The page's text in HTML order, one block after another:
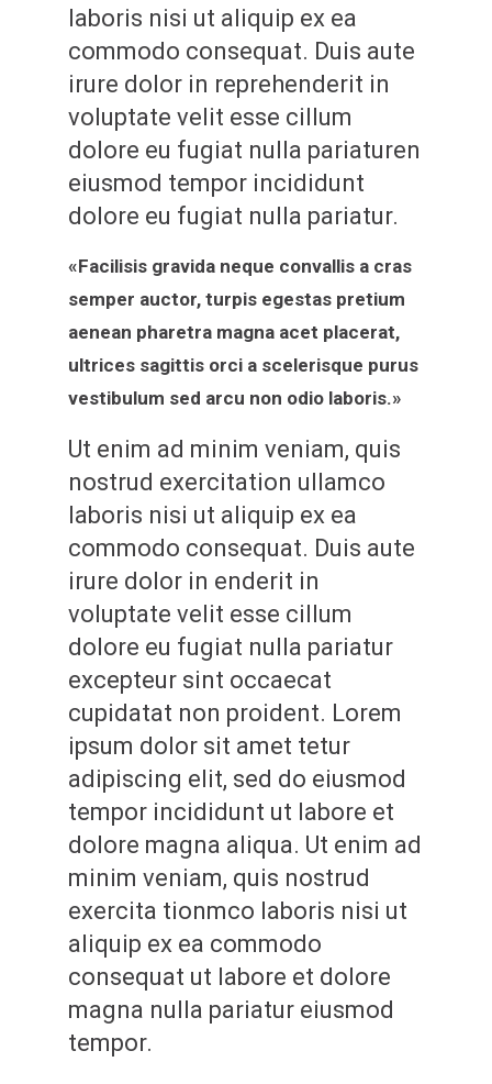
laboris nisi ut aliquip ex ea
commodo consequat. Duis aute
irure dolor in reprehenderit in
voluptate velit esse cillum
dolore eu fugiat nulla pariaturen
eiusmod tempor incididunt
dolore eu fugiat nulla pariatur.
«Facilisis gravida neque convallis a cras
semper auctor, turpis egestas pretium
aenean pharetra magna acet placerat,
ultrices sagittis orci a scelerisque purus
vestibulum sed arcu non odio laboris.»
Ut enim ad minim veniam, quis
nostrud exercitation ullamco
laboris nisi ut aliquip ex ea
commodo consequat. Duis aute
irure dolor in enderit in
voluptate velit esse cillum
dolore eu fugiat nulla pariatur
excepteur sint occaecat
cupidatat non proident. Lorem
ipsum dolor sit amet tetur
adipiscing elit, sed do eiusmod
tempor incididunt ut labore et
dolore magna aliqua. Ut enim ad
minim veniam, quis nostrud
exercita tionmco laboris nisi ut
aliquip ex ea commodo
consequat ut labore et dolore
magna nulla pariatur eiusmod
tempor.